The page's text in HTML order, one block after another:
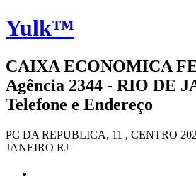
Yulk™
CAIXA ECONOMICA
Agência 2344 - RIO DE
Telefone e Endereço
PC DA REPUBLICA, 11 , CENTRO
JANEIRO RJ